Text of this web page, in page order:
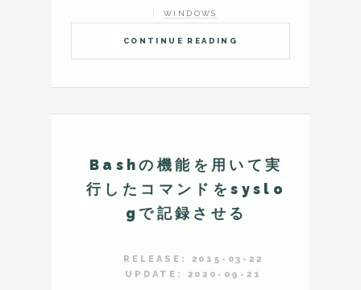
CONTINUE READING
WINDOWS
Bashの機能を用いて実
行したコマンドをsyslo
gで記録させる
RELEASE: 2015-03-22
UPDATE: 2020-09-21